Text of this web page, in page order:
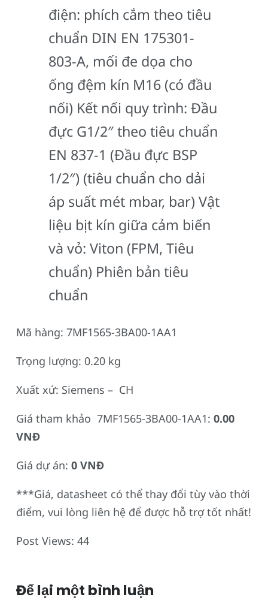
điện: phích cắm theo tiêu
chuẩn DIN EN 175301-
803-A, mối đe dọa cho
ống đệm kín M16 (có đầu
nối) Kết nối quy trình: Đầu
đực G1/2″ theo tiêu chuẩn
EN 837-1 (Đầu đực BSP
1/2″) (tiêu chuẩn cho dải
áp suất mét mbar, bar) Vật
liệu bịt kín giữa cảm biến
và vỏ: Viton (FPM, Tiêu
chuẩn) Phiên bản tiêu
chuẩn
Mã hàng: 7MF1565-3BA00-1AA1
Trọng lượng: 0.20 kg
Xuất xứ: Siemens – CH
Giá tham khảo 7MF1565-3BA00-1AA1: 0.00
VNĐ
Giá dự án: 0 VNĐ
***Giá, datasheet có thể thay đổi tùy vào thời
điểm, vui lòng liên hệ để được hỗ trợ tốt nhất!
Post Views: 44
Để lại một bình luận